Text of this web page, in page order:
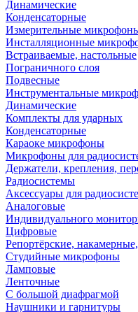
Динамические
Конденсаторные
Измерительные
Инсталляционные
Встраиваемые, настольные
Пограничного слоя
Подвесные
Инструментальные
Динамические
Комплекты для ударных
Конденсаторные
Караоке микрофоны
Микрофоны для
Держатели, крепления,
Радиосистемы
Аксессуары для
Аналоговые
Индивидуального
Цифровые
Репортёрские,
Студийные микрофоны
Ламповые
Ленточные
С большой диафрагмой
Наушники и гарнитуры